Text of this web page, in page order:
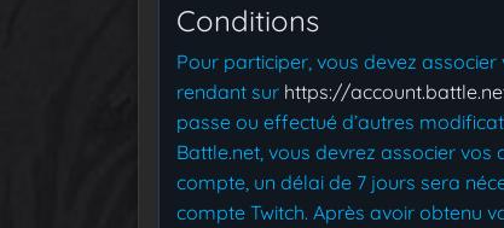
Conditions
Pour participer, vous devez
rendant sur https://
passe ou effectué d’autres
Battle.net, vous devrez associer
compte, un délai de 7 jours sera
compte Twitch. Après avoir obtenu